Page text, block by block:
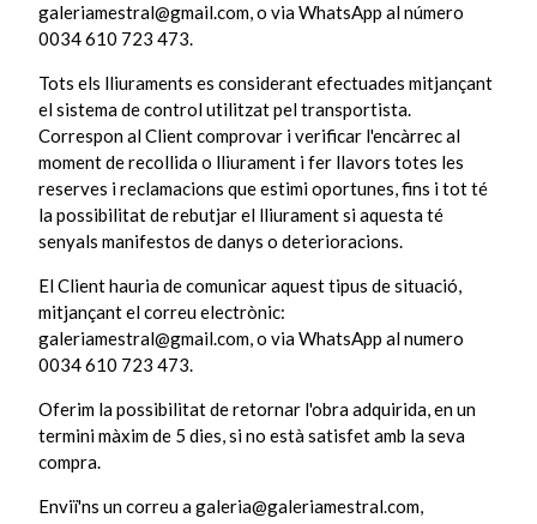
galeriamestral@gmail.com, o via WhatsApp al número
0034 610 723 473.
Tots els lliuraments es considerant efectuades mitjançant
el sistema de control utilitzat pel transportista.
Correspon al Client comprovar i verificar l'encàrrec al
moment de recollida o lliurament i fer llavors totes les
reserves i reclamacions que estimi oportunes, fins i tot té
la possibilitat de rebutjar el lliurament si aquesta té
senyals manifestos de danys o deterioracions.
El Client hauria de comunicar aquest tipus de situació,
mitjançant el correu electrònic:
galeriamestral@gmail.com, o via WhatsApp al numero
0034 610 723 473.
Oferim la possibilitat de retornar l'obra adquirida, en un
termini màxim de 5 dies, si no està satisfet amb la seva
compra.
Enviï'ns un correu a galeria@galeriamestral.com,